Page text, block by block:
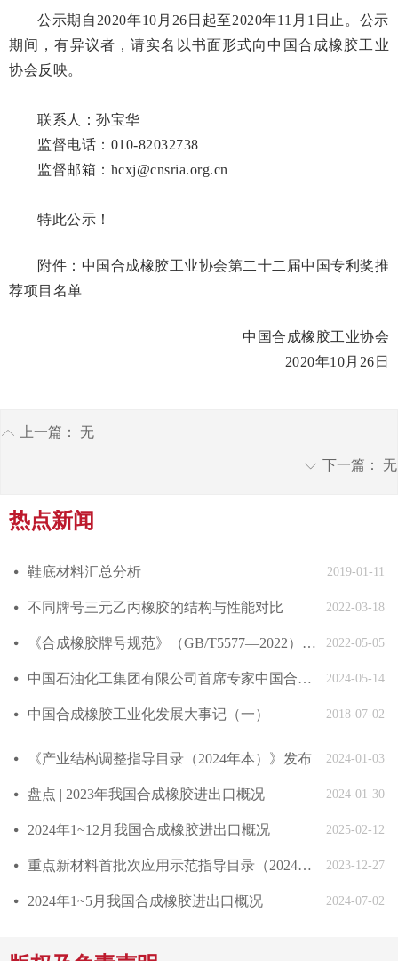
公示期自2020年10月26日起至2020年11月1日止。公示
期间，有异议者，请实名以书面形式向中国合成橡胶工业
协会反映。
联系人：孙宝华
监督电话：010-82032738
监督邮箱：hcxj@cnsria.org.cn
特此公示！
附件： 中国合成橡胶工业协会第二十二届中国专利奖推
荐项 目名单
中国合成橡胶工业协会
2020年10月26日
ꂁ 上一篇： 无
ꀅ 下一篇： 无
热点新闻
2019-01-11
넸 鞋底材料汇总分析
2022-03-18
넸 不同牌号三元乙丙橡胶的结构与性能对比
2022-05-05
넸 《合成橡胶牌号规范》（GB/T5577—2022）发布
2024-05-14
넸 中国石油化工集团有限公司首席专家中国合成橡胶工业协会副会长庄毅当选国际合成橡胶生产者协会国际主席
2018-07-02
넸 中国合成橡胶工业化发展大事记（一）
2024-01-03
넸 《产业结构调整指导目录（2024年本）》发布
2024-01-30
넸 盘点 | 2023年我国合成橡胶进出口概况
2025-02-12
넸 2024年1~12月我国合成橡胶进出口概况
2023-12-27
넸 重点新材料首批次应用示范指导目录（2024年版）发布
2024-07-02
넸 2024年1~5月我国合成橡胶进出口概况